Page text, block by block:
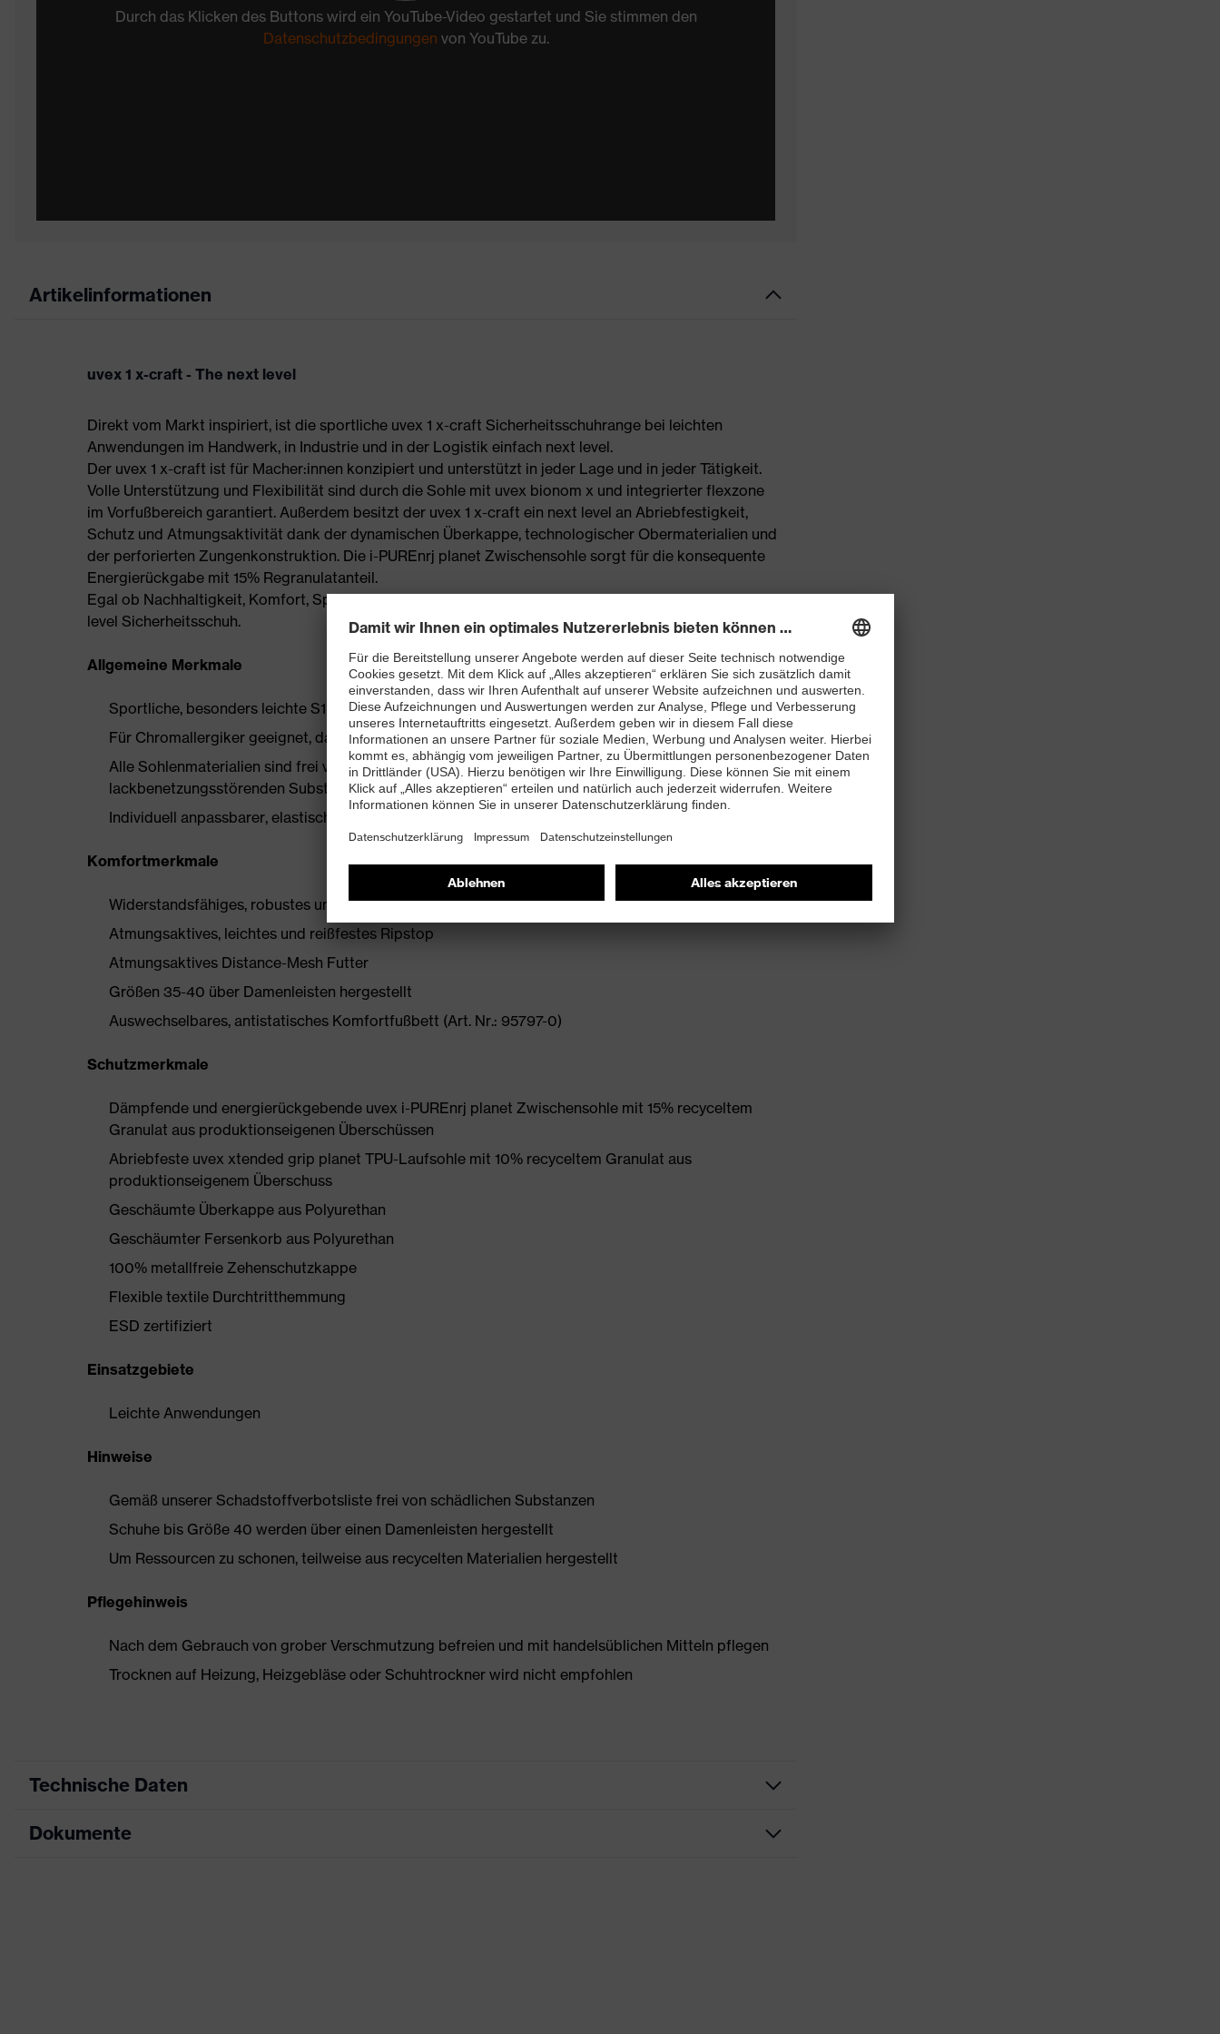
Durch das Klicken des Buttons wird ein YouTube-Video gestartet und Sie stimmen den
Datenschutzbedingungen von YouTube zu.
Artikelinformationen
uvex 1 x-craft - The next level
Direkt vom Markt inspiriert, ist die sportliche uvex 1 x-craft Sicherheitsschuhrange bei leichten
Anwendungen im Handwerk, in Industrie und in der Logistik einfach next level.
Der uvex 1 x-craft ist für Macher:innen konzipiert und unterstützt in jeder Lage und in jeder Tätigkeit.
Volle Unterstützung und Flexibilität sind durch die Sohle mit uvex bionom x und integrierter flexzone
im Vorfußbereich garantiert. Außerdem besitzt der uvex 1 x-craft ein next level an Abriebfestigkeit,
Schutz und Atmungsaktivität dank der dynamischen Überkappe, technologischer Obermaterialien und
der perforierten Zungenkonstruktion. Die i-PUREnrj planet Zwischensohle sorgt für die konsequente
Energierückgabe mit 15% Regranulatanteil.
Egal ob Nachhaltigkeit, Komfort, Sportlichkeit oder Innovation, der uvex 1 x-craft ist einfach - the next
level Sicherheitsschuh.
Allgemeine Merkmale
Sportliche, besonders leichte S1 PL Sicherheitsschuhe
Für Chromallergiker geeignet, da aus synthetischen Materialien gefertigt
Alle Sohlenmaterialien sind frei von Silikonen, Weichmachern und anderen
lackbenetzungsstörenden Substanzen
Individuell anpassbarer, elastischer Senkel mit Schnellarretierung
Komfortmerkmale
Widerstandsfähiges, robustes und flexibles PUtek Obermaterial im Vorfußbereich
Atmungsaktives, leichtes und reißfestes Ripstop
Atmungsaktives Distance-Mesh Futter
Größen 35-40 über Damenleisten hergestellt
Auswechselbares, antistatisches Komfortfußbett (Art. Nr.: 95797-0)
Schutzmerkmale
Dämpfende und energierückgebende uvex i-PUREnrj planet Zwischensohle mit 15% recyceltem
Granulat aus produktionseigenen Überschüssen
Abriebfeste uvex xtended grip planet TPU-Laufsohle mit 10% recyceltem Granulat aus
produktionseigenem Überschuss
Geschäumte Überkappe aus Polyurethan
Geschäumter Fersenkorb aus Polyurethan
100% metallfreie Zehenschutzkappe
Flexible textile Durchtritthemmung
ESD zertifiziert
Einsatzgebiete
Leichte Anwendungen
Hinweise
Gemäß unserer Schadstoffverbotsliste frei von schädlichen Substanzen
Schuhe bis Größe 40 werden über einen Damenleisten hergestellt
Um Ressourcen zu schonen, teilweise aus recycelten Materialien hergestellt
Pflegehinweis
Nach dem Gebrauch von grober Verschmutzung befreien und mit handelsüblichen Mitteln pflegen
Trocknen auf Heizung, Heizgebläse oder Schuhtrockner wird nicht empfohlen
Technische Daten
Produktart
Dokumente